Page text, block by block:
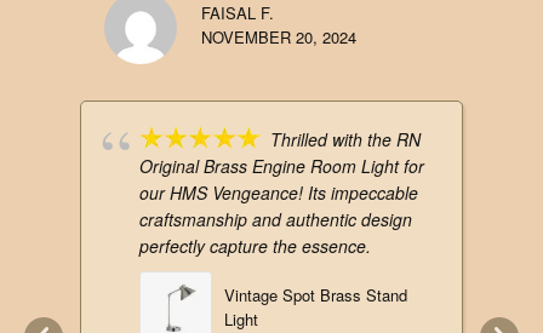
FAISAL F.
NOVEMBER 20, 2024
Thrilled with the RN
Original Brass Engine Room Light for
our HMS Vengeance! Its impeccable
craftsmanship and authentic design
perfectly capture the essence.
Vintage Spot Brass Stand
Light